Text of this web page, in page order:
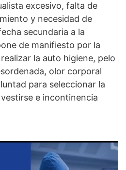
excesivo, falta de
y necesidad de
secundaria a la
de manifiesto por la
la auto higiene, pelo
olor corporal
para seleccionar la
e incontinencia